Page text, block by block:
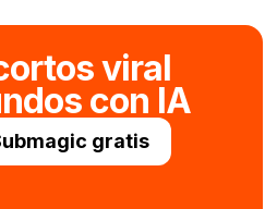
viral
con IA
gratis